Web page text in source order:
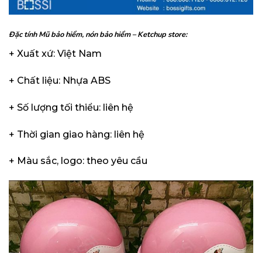
Đặc tính Mũ bảo hiểm, nón bảo hiểm – Ketchup store:
+ Xuất xứ: Việt Nam
+ Chất liệu: Nhựa ABS
+ Số lượng tối thiểu: liên hệ
+ Thời gian giao hàng: liên hệ
+ Màu sắc, logo: theo yêu cầu